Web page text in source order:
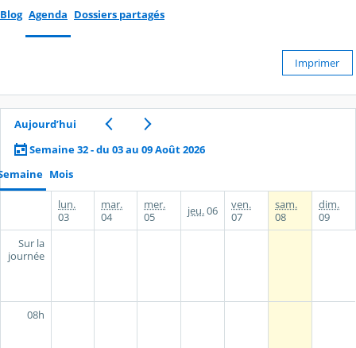
Blog Agenda Dossiers partagés
Imprimer
Aujourd’hui
Semaine 32 - du 03 au 09 Août 2026
Mois
lun.
03
mar.
04
mer.
05
jeu.06
ven.
07
sam.
08
dim.
09
Sur la
journée
08h